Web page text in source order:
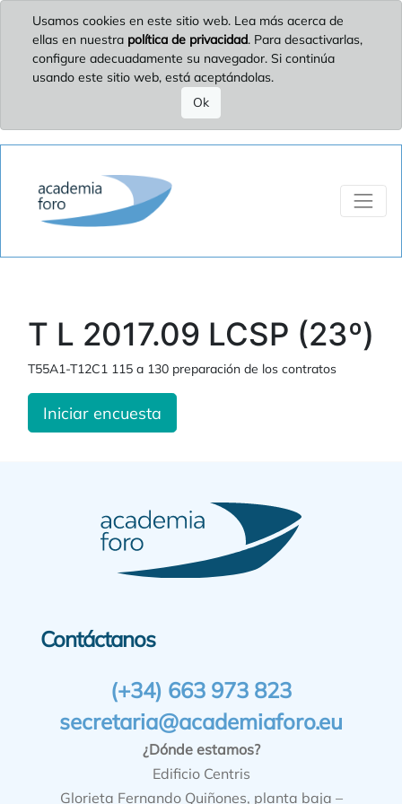
Usamos cookies en este sitio web. Lea más acerca de
ellas en nuestra política de privacidad. Para desactivarlas,
configure adecuadamente su navegador. Si continúa
usando este sitio web, está aceptándolas.
Ok
T L 2017.09 LCSP (23º)
T55A1-T12C1 115 a 130 preparación de los contratos
Iniciar encuesta
Contáctanos
(+34) 663 973 823
secretaria@academiaforo.eu
¿Dónde estamos?
Edificio Centris
Glorieta Fernando Quiñones, planta baja –